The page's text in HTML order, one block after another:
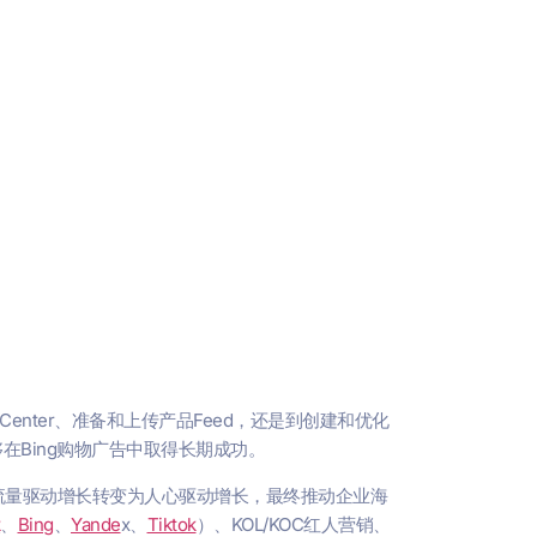
、准备和上传产品Feed，还是到创建和优化
Bing购物广告中取得长期成功。
驱动增长转变为人心驱动增长，最终推动企业海
、 Bing Yandex、 Tiktok）、KOL/KOC红人营销、